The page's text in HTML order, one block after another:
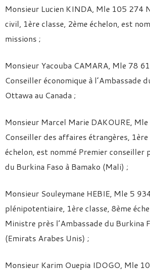
Monsieur Lucien KINDA, Mle 105 274
civil, 1ère classe, 2ème échelon, est
missions ;
Monsieur Yacouba CAMARA, Mle 78
Conseiller économique à l’Ambassade
Ottawa au Canada ;
Monsieur Marcel Marie DAKOURE,
Conseiller des affaires étrangères, 1ère
échelon, est nommé Premier conseiller
du Burkina Faso à Bamako (Mali) ;
Monsieur Souleymane HEBIE, Mle 5
plénipotentiaire, 1ère classe, 8ème
Ministre près l’Ambassade du Burkina
(Emirats Arabes Unis) ;
Monsieur Karim Ouepia IDOGO, Mle